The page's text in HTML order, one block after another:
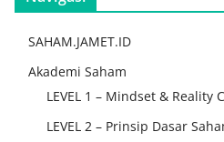
SAHAM.JAMET.ID
Akademi Saham
LEVEL 1 – Mindset & Reality
LEVEL 2 – Prinsip Dasar